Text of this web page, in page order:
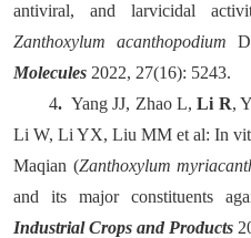
antiviral, and larvicidal
Zanthoxylum acanthopodium
Molecules 2022, 27(16): 5243.
4. Yang JJ, Zhao L,Li R,
Li W, Li YX, Liu MM et al: In
Maqian (Zanthoxylum
and its major constituents
Industrial Crops and Products